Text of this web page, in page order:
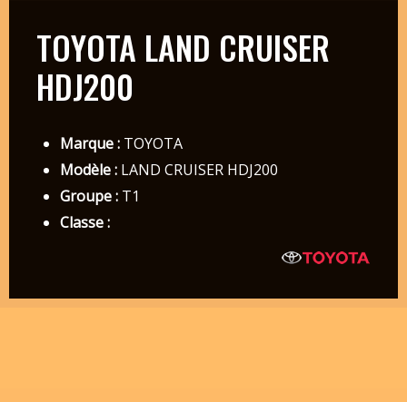
TOYOTA LAND CRUISER
HDJ200
Marque :TOYOTA
Modèle :LAND CRUISER HDJ200
Groupe :T1
Classe :